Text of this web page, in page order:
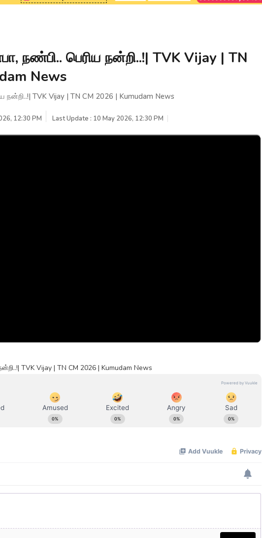
நண்பி.. பெரிய நன்றி..!| TVK Vijay | TN
News
நன்றி..!| TVK Vijay | TN CM 2026 | Kumudam News
12:30 PM Last Update : 10 May 2026, 12:30 PM
TVK Vijay | TN CM 2026 | Kumudam News